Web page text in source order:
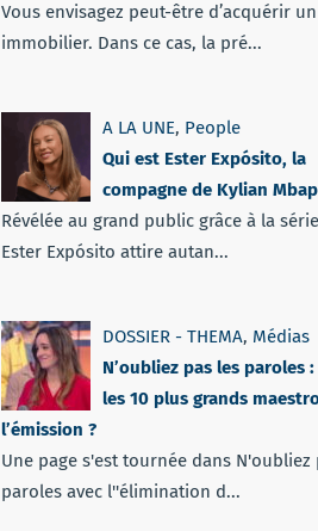
Vous envisagez peut-être d’acquérir
immobilier. Dans ce cas, la pré...
A LA UNE, People
Qui est Ester Expósito, la
compagne de Kylian
Révélée au grand public grâce à la
Ester Expósito attire autan...
DOSSIER - THEMA, Médias
N’oubliez pas les paroles
les 10 plus grands
l’émission ?
Une page s'est tournée dans N'oubliez
paroles avec l''élimination d...